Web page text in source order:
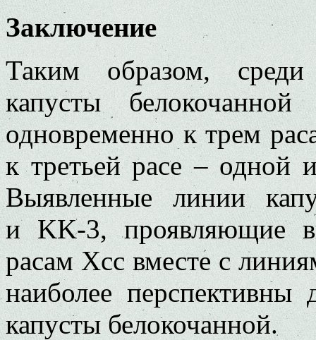
Заключение
Таким образом, среди
капусты
одновременно к трем
к третьей расе – одной
Выявленные линии
и KK-3, проявляющие
расам Xcc вместе с
наиболее перспективны
капусты белокочанной.